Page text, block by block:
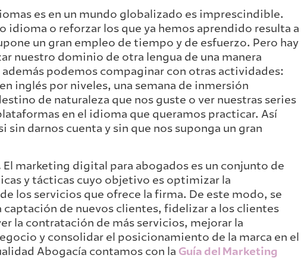
es en un mundo globalizado es imprescindible.
idioma o reforzar los que ya hemos aprendido resulta a
un gran empleo de tiempo y de esfuerzo. Pero hay
nuestro dominio de otra lengua de una manera
podemos compaginar con otras actividades:
inglés por niveles, una semana de inmersión
de naturaleza que nos guste o ver nuestras series
en el idioma que queramos practicar. Así
sin darnos cuenta y sin que nos suponga un gran
El marketing digital para abogados es un conjunto de
y tácticas cuyo objetivo es optimizar la
los servicios que ofrece la firma. De este modo, se
captación de nuevos clientes, fidelizar a los clientes
la contratación de más servicios, mejorar la
y consolidar el posicionamiento de la marca en el
Abogacía contamos con la Guía del Marketing